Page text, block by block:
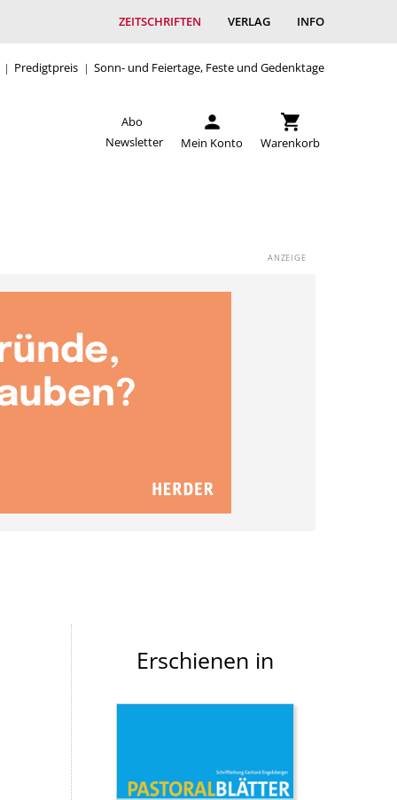
ZEITSCHRIFTEN VERLAG INFO
Predigtpreis Sonn- und Feiertage, Feste und Gedenktage
Abo
Newsletter
Mein Konto Warenkorb
Erschienen in